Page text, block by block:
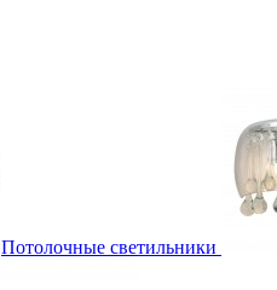
Потолочные светильники